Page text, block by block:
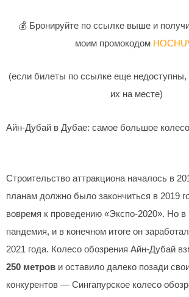
💰 Бронируйте по ссылке выше и
моим промокодом
(если билеты по ссылке еще недоступны,
их на месте)
Айн-Дубай в Дубае: самое большое
Строительство аттракциона началось в
планам должно было закончиться в 2019
вовремя к проведению «Экспо-2020». Но
пандемия, и в конечном итоге он
2021 года. Колесо обозрения Айн-Дубай
250 метров и оставило далеко позади
конкурентов — Сингапурское колесо